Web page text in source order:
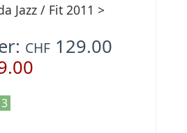
Jazz / Fit 2011 >
CHF 129.00
3